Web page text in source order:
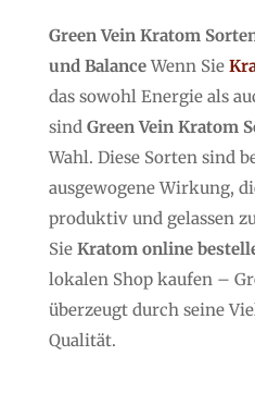
Green Vein Kratom
und BalanceWenn Sie
das sowohl Energie als
sind Green Vein Kratom
Wahl. Diese Sorten sind
ausgewogene Wirkung,
produktiv und gelassen
Sie Kratom online
lokalen Shop kaufen –
überzeugt durch seine
Qualität.